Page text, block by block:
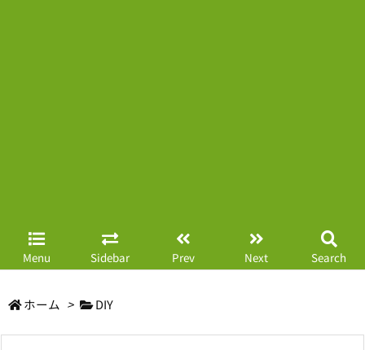
Menu Sidebar Prev Next Search
ホーム > DIY